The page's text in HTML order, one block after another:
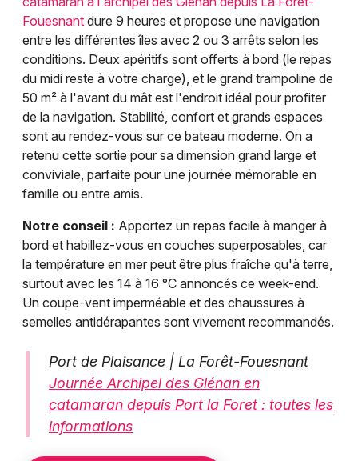
Fouesnant dure 9 heures et propose une navigation
entre les différentes îles avec 2 ou 3 arrêts selon les
conditions. Deux apéritifs sont offerts à bord (le repas
du midi reste à votre charge), et le grand trampoline de
50 m² à l'avant du mât est l'endroit idéal pour profiter
de la navigation. Stabilité, confort et grands espaces
sont au rendez-vous sur ce bateau moderne. On a
retenu cette sortie pour sa dimension grand large et
conviviale, parfaite pour une journée mémorable en
famille ou entre amis.
Notre conseil : Apportez un repas facile à manger à
bord et habillez-vous en couches superposables, car
la température en mer peut être plus fraîche qu'à terre,
surtout avec les 14 à 16 °C annoncés ce week-end.
Un coupe-vent imperméable et des chaussures à
semelles antidérapantes sont vivement recommandés.
Port de Plaisance | La Forêt-Fouesnant
Journée Archipel des Glénan en
catamaran depuis Port la Foret : toutes les
informations